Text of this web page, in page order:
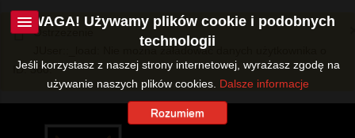
Ostrzeżenie
JUser::_load: Nie można załadować danych użytkownika o
ID: 360.
UWAGA! Używamy plików cookie i podobnych
technologii
Jeśli korzystasz z naszej strony internetowej, wyrażasz zgodę na
używanie naszych plików cookies. Dalsze informacje
Rozumiem